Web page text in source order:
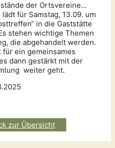
der Ortsvereine…
für Samstag, 13.09. um
in die Gaststätte
stehen wichtige Themen
die abgehandelt werden.
für ein gemeinsames
dann gestärkt mit der
weiter geht.
zur Übersicht